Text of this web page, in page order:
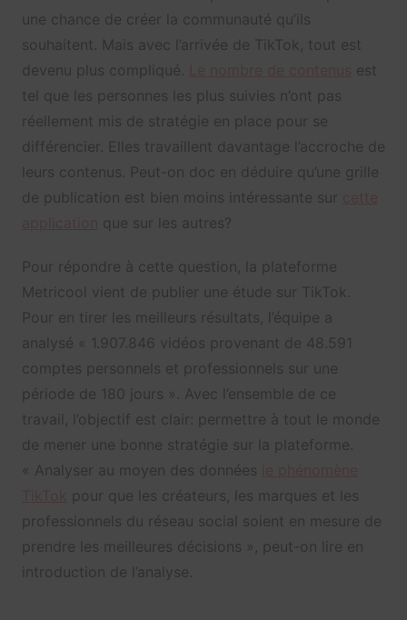
une chance de créer la communauté qu’ils
souhaitent. Mais avec l’arrivée de TikTok, tout est
devenu plus compliqué.
est
tel que les personnes les plus suivies n’ont pas
réellement mis de stratégie en place pour se
différencier. Elles travaillent davantage l’accroche de
leurs contenus. Peut-on doc en déduire qu’une grille
de publication est bien moins intéressante sur
que sur les autres?
Pour répondre à cette question, la plateforme
Metricool vient de publier une étude sur TikTok.
Pour en tirer les meilleurs résultats, l’équipe a
analysé « 1.907.846 vidéos provenant de 48.591
comptes personnels et professionnels sur une
période de 180 jours ». Avec l’ensemble de ce
travail, l’objectif est clair: permettre à tout le monde
de mener une bonne stratégie sur la plateforme.
« Analyser au moyen des données
pour que les créateurs, les marques et les
professionnels du réseau social soient en mesure de
prendre les meilleures décisions », peut-on lire en
introduction de l’analyse.